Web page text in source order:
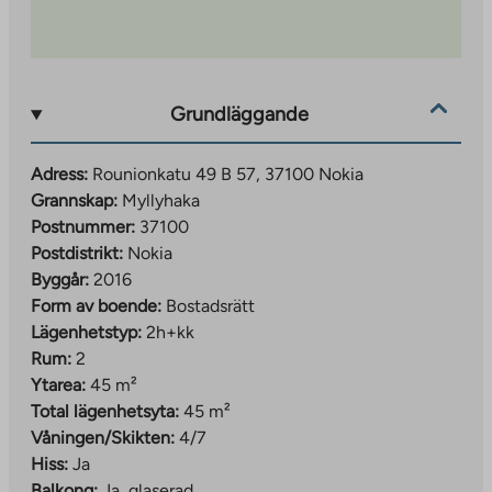
Grundläggande
Adress: Rounionkatu 49 B 57, 37100 Nokia
Grannskap: Myllyhaka
Postnummer: 37100
Postdistrikt: Nokia
Byggår: 2016
Form av boende: Bostadsrätt
Lägenhetstyp: 2h+kk
Rum: 2
Ytarea: 45 m²
Total lägenhetsyta: 45 m²
Våningen/Skikten: 4/7
Hiss: Ja